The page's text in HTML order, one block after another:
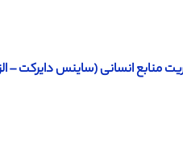
انسانی (ساینس دایرکت – الزویر